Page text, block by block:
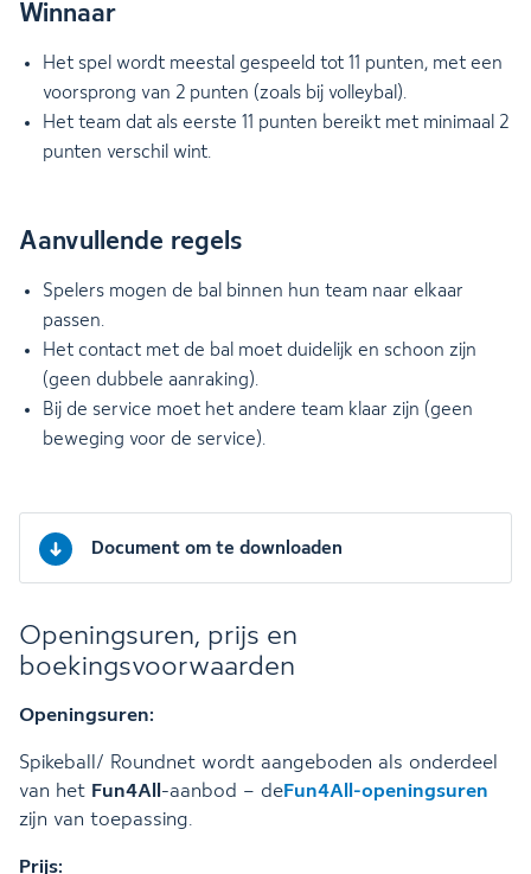
Winnaar
Het spel wordt meestal gespeeld tot 11 punten, met een
voorsprong van 2 punten (zoals bij volleybal).
Het team dat als eerste 11 punten bereikt met minimaal 2
punten verschil wint.
Aanvullende regels
Spelers mogen de bal binnen hun team naar elkaar
passen.
Het contact met de bal moet duidelijk en schoon zijn
(geen dubbele aanraking).
Bij de service moet het andere team klaar zijn (geen
beweging voor de service).
Document om te downloaden
Openingsuren, prijs en
boekingsvoorwaarden
Openingsuren:
Spikeball/ Roundnet wordt aangeboden als onderdeel
van het Fun4All -aanbod – deFun4All-openingsuren
zijn van toepassing.
Prijs: